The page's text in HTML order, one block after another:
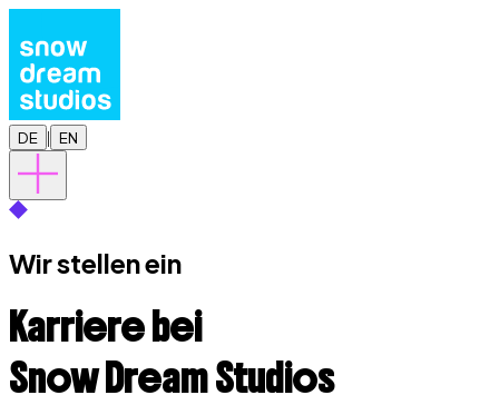
DE | EN
Wir stellen ein
Karriere bei
Snow Dream Studios